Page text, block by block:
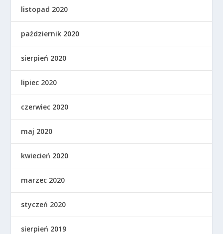
listopad 2020
październik 2020
sierpień 2020
lipiec 2020
czerwiec 2020
maj 2020
kwiecień 2020
marzec 2020
styczeń 2020
sierpień 2019